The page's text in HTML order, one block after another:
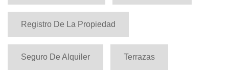
Registro De La Propiedad
Seguro De Alquiler Terrazas